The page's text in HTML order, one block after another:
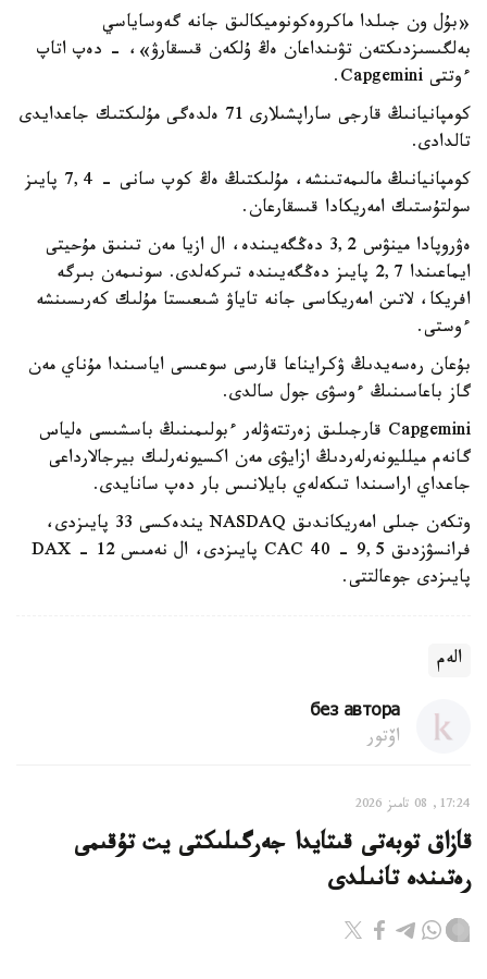
«بۇل ون جىلدا ماكروەكونوميكالىق جانە گەوساياسي
بەلگىسىزدىكتەن تۋىنداعان ەڭ ۇلكەن قىسقارۋ»، - دەپ اتاپ
ءوتتى Capgemini.
كومپانيانىڭ قارجى ساراپشىلارى 71 ەلدەگى مۇلىكتىك جاعدايدى
تالدادى.
كومپانيانىڭ مالىمەتىنشە، مۇلىكتىڭ ەڭ كوپ سانى - 7,4 پايىز
سولتۇستىك امەريكادا قىسقارعان.
ەۋروپادا مينۋس 3,2 دەڭگەيىندە، ال ازيا مەن تىنىق مۇحيتى
ايماعىندا 2,7 پايىز دەڭگەيىندە تىركەلدى. سونىمەن بىرگە
افريكا، لاتىن امەريكاسى جانە تاياۋ شىعىستا مۇلىك كەرىسىنشە
ءوستى.
بۇعان رەسەيدىڭ ۋكرايناعا قارسى سوعىسى اياسىندا مۇناي مەن
گاز باعاسىنىڭ ءوسۋى جول سالدى.
Capgemini قارجىلىق زەرتتەۋلەر ءبولىمىنىڭ باسشىسى ەلياس
گانەم ميلليونەرلەردىڭ ازايۋى مەن اكسيونەرلىك بيرجالارداعى
جاعداي اراسىندا تىكەلەي بايلانىس بار دەپ سانايدى.
وتكەن جىلى امەريكاندىق NASDAQ يندەكسى 33 پايىزدى،
فرانسۋزدىق CAC 40 - 9,5 پايىزدى، ال نەمىس DAX - 12
پايىزدى جوعالتتى.
الەم
без автора
اۆتور
17:24, 08 تامىز 2026
قازاق توبەتى قىتايدا جەرگىلىكتى يت تۇقىمى
رەتىندە تانىلدى